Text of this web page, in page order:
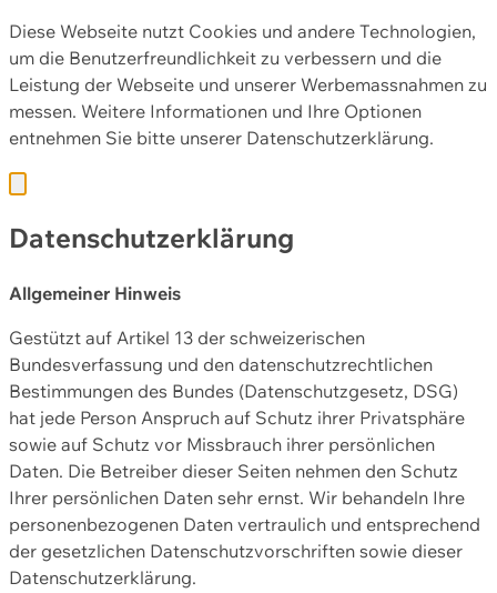
Diese Webseite nutzt Cookies und andere Technologien,
um die Benutzerfreundlichkeit zu verbessern und die
Leistung der Webseite und unserer Werbemassnahmen zu
messen. Weitere Informationen und Ihre Optionen
entnehmen Sie bitte unserer Datenschutzerklärung.
Datenschutzerklärung
Allgemeiner Hinweis
Gestützt auf Artikel 13 der schweizerischen
Bundesverfassung und den datenschutzrechtlichen
Bestimmungen des Bundes (Datenschutzgesetz, DSG)
hat jede Person Anspruch auf Schutz ihrer Privatsphäre
sowie auf Schutz vor Missbrauch ihrer persönlichen
Daten. Die Betreiber dieser Seiten nehmen den Schutz
Ihrer persönlichen Daten sehr ernst. Wir behandeln Ihre
personenbezogenen Daten vertraulich und entsprechend
der gesetzlichen Datenschutzvorschriften sowie dieser
Datenschutzerklärung.